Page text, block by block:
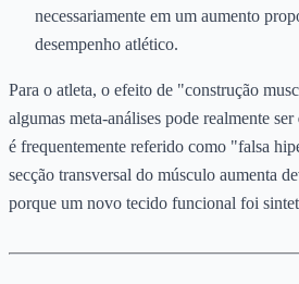
necessariamente em um aumento
desempenho atlético.
Para o atleta, o efeito de "construção
algumas meta-análises pode realmente ser
é frequentemente referido como "falsa
secção transversal do músculo aumenta
porque um novo tecido funcional foi